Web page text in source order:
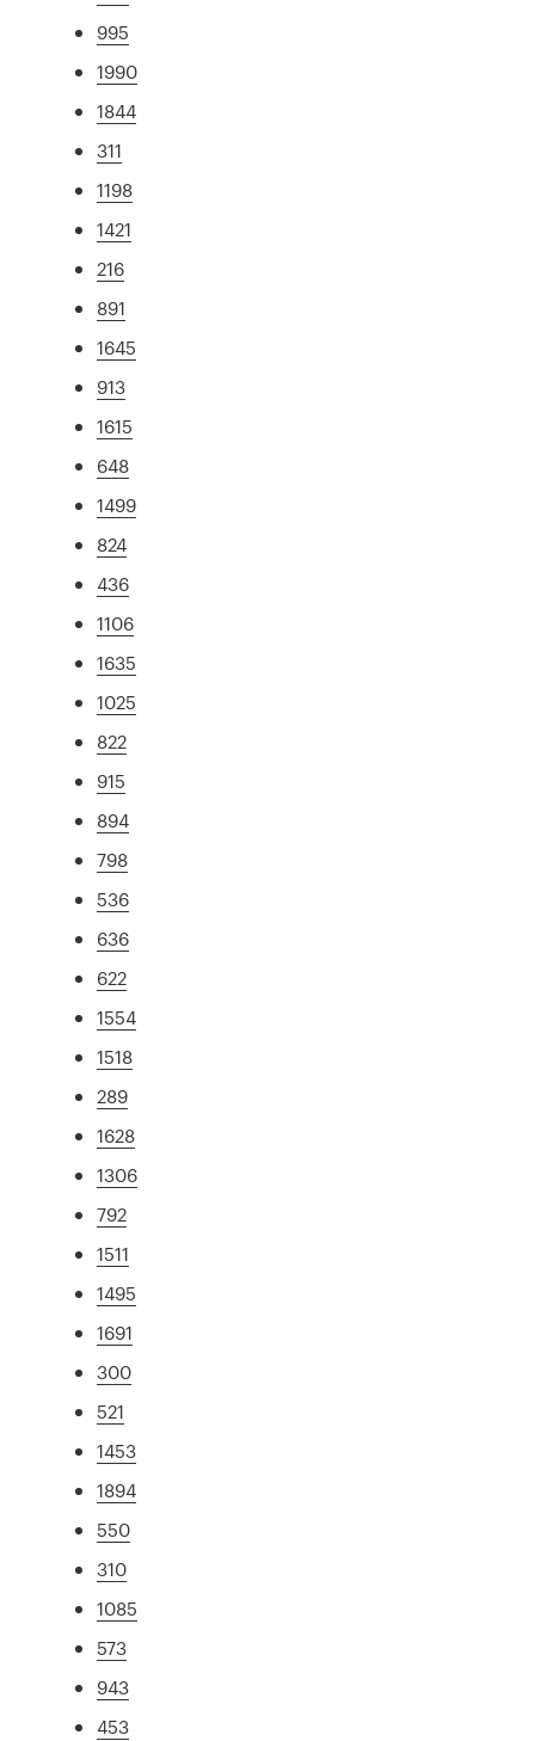
995
1990
1844
311
1198
1421
216
891
1645
913
1615
648
1499
824
436
1106
1635
1025
822
915
894
798
536
636
622
1554
1518
289
1628
1306
792
1511
1495
1691
300
521
1453
1894
550
310
1085
573
943
453